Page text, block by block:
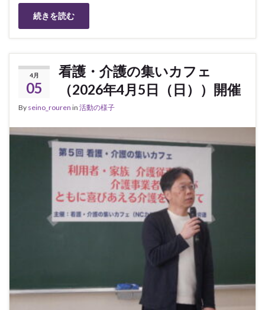
続きを読む
4月
05
看護・介護の集いカフェ
（2026年4月5日（日））開催
By seino_rouren in 活動の様子